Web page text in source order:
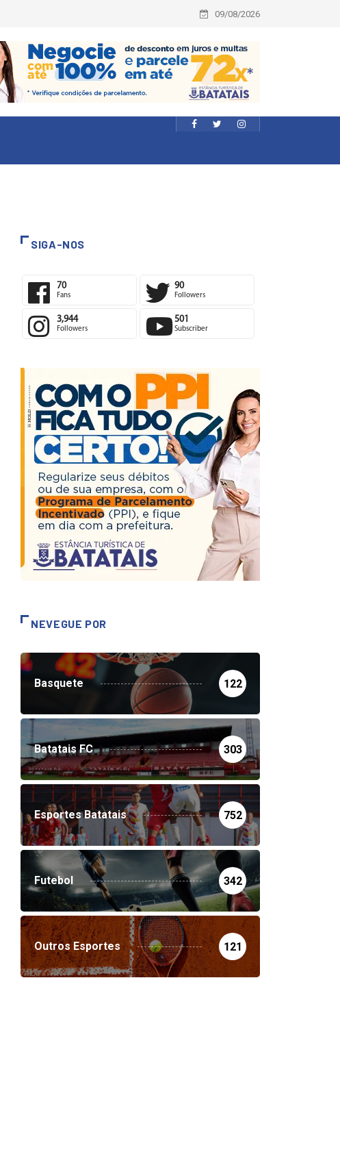
09/08/2026
SIGA-NOS
70
Fans
90
Followers
3,944
Followers
501
Subscriber
NEVEGUE POR
Basquete 122
Batatais FC 303
Esportes Batatais 752
Futebol 342
Outros Esportes 121